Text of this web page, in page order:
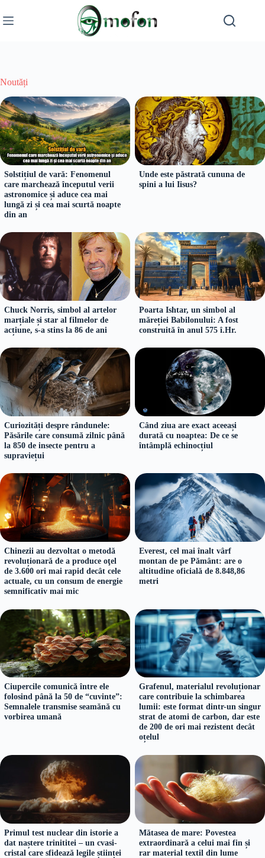
to
content
Noutăți
Solstițiul de vară: Fenomenul
care marchează începutul verii
astronomice și aduce cea mai
lungă zi și cea mai scurtă noapte
din an
Unde este păstrată cununa de
spini a lui Iisus?
Chuck Norris, simbol al artelor
marțiale și star al filmelor de
acțiune, s-a stins la 86 de ani
Poarta Ishtar, un simbol al
măreției Babilonului: A fost
construită în anul 575 î.Hr.
Curiozități despre rândunele:
Păsările care consumă zilnic până
la 850 de insecte pentru a
supraviețui
Când ziua are exact aceeași
durată cu noaptea: De ce se
întâmplă echinocțiul
Chinezii au dezvoltat o metodă
revoluționară de a produce oţel
de 3.600 ori mai rapid decât cele
actuale, cu un consum de energie
semnificativ mai mic
Everest, cel mai înalt vârf
montan de pe Pământ: are o
altitudine oficială de 8.848,86
metri
Ciupercile comunică între ele
folosind până la 50 de “cuvinte”:
Semnalele transmise seamănă cu
vorbirea umană
Grafenul, materialul revoluționar
care contribuie la schimbarea
lumii: este format dintr-un singur
strat de atomi de carbon, dar este
de 200 de ori mai rezistent decât
oțelul
Primul test nuclear din istorie a
dat naștere trinititei – un cvasi-
cristal care sfidează legile științei
Mătasea de mare: Povestea
extraordinară a celui mai fin și
rar material textil din lume